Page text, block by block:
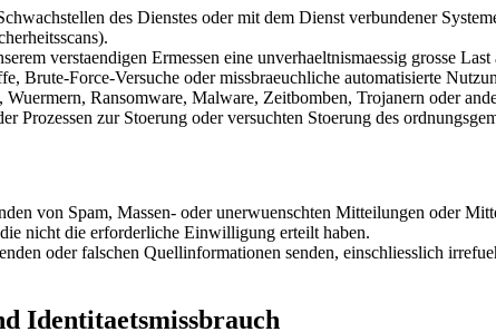
des Dienstes oder mit dem Dienst verbundener
verstaendigen Ermessen eine unverhaeltnismaessig grosse
Brute-Force-Versuche oder missbraeuchliche automatisierte
Ransomware, Malware, Zeitbomben, Trojanern oder
Prozessen zur Stoerung oder versuchten Stoerung des
von Spam, Massen- oder unerwuenschten Mitteilungen oder
nicht die erforderliche Einwilligung erteilt haben.
oder falschen Quellinformationen senden, einschliesslich
Identitaetsmissbrauch